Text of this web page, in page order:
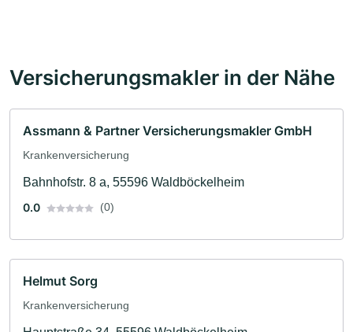
Versicherungsmakler in der Nähe
Assmann & Partner Versicherungsmakler GmbH
Krankenversicherung
Bahnhofstr. 8 a, 55596 Waldböckelheim
0.0
(0)
Helmut Sorg
Krankenversicherung